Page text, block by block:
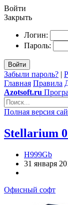
Войти
Закрыть
Логин:
Пароль:
Войти
Забыли пароль? |
Главная Правила
Azotsoft.ru
Полная версия
Stellarium
H999Gb
31 января
Офисный софт